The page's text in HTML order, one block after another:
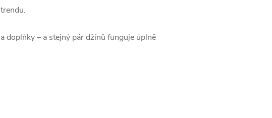
doplňky – a stejný pár džínů funguje úplně